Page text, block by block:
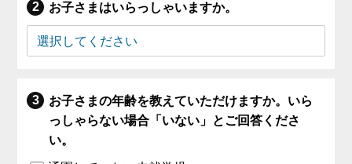
お子さまはいらっしゃいますか。
お子さまの年齢を教えていただけますか。いら
っしゃらない場合「いない」とご回答くださ
い。